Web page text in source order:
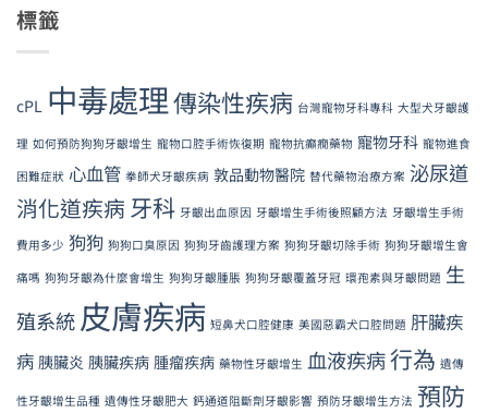
標籤
cPL 中毒處理傳染性疾病 台灣寵物牙科專科 大型犬牙齦護
理 如何預防狗狗牙齦增生 寵物口腔手術恢復期 寵物抗癲癇藥物 寵物牙科 寵物進食
困難症狀 心血管 拳師犬牙齦疾病 敦品動物醫院 替代藥物治療方案 泌尿道
消化道疾病 牙科 牙齦出血原因 牙齦增生手術後照顧方法 牙齦增生手術
費用多少 狗狗 狗狗口臭原因 狗狗牙齒護理方案 狗狗牙齦切除手術 狗狗牙齦增生會
痛嗎 狗狗牙齦為什麼會增生 狗狗牙齦腫脹 狗狗牙齦覆蓋牙冠 環孢素與牙齦問題 生
殖系統 皮膚疾病 短鼻犬口腔健康 美國惡霸犬口腔問題 肝臟疾
病 胰臟炎 胰臟疾病 腫瘤疾病 藥物性牙齦增生 血液疾病行為 遺傳
性牙齦增生品種 遺傳性牙齦肥大 鈣通道阻斷劑牙齦影響 預防牙齦增生方法 預防